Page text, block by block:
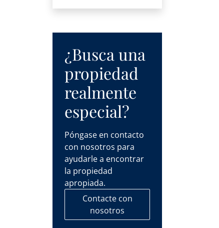
¿Busca una
propiedad
realmente
especial?
Póngase en contacto
con nosotros para
ayudarle a encontrar
la propiedad
apropiada.
Contacte con
nosotros